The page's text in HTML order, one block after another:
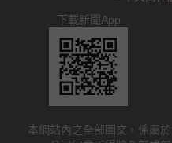
下載新聞App
本網站內之全部圖文，係屬